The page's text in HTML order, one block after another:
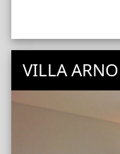
VILLA